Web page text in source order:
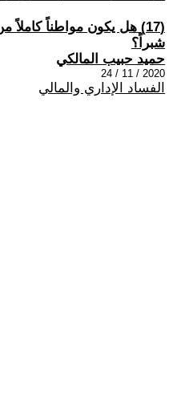
(17) هل يكون مواطناً
شبراً؟
حميد حبيب المالكي
2020 / 11 / 24
الفساد الإداري والمالي